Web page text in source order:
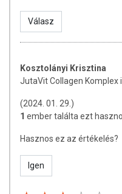
Válasz
Kosztolányi Krisztina
JutaVit Collagen Komplex
(2024. 01. 29.)
1 ember találta ezt
Hasznos ez az értékelés?
Igen